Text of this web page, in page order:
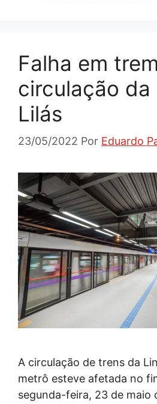
Falha em
circulação da
Lilás
23/05/2022 Por Eduardo
A circulação de trens da
metrô esteve afetada no
segunda-feira, 23 de maio